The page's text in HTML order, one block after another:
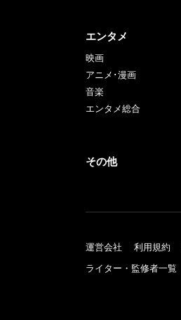
エンタメ
映画
アニメ･漫画
音楽
エンタメ総合
その他
運営会社 利用規約
ライター・監修者一覧